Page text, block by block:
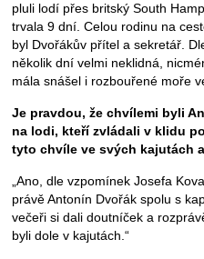
pluli lodí přes britský South
trvala 9 dní. Celou rodinu na
byl Dvořákův přítel a sekretář.
několik dní velmi neklidná,
mála snášel i rozbouřené moře
Je pravdou, že chvílemi byli
na lodi, kteří zvládali v klidu
tyto chvíle ve svých kajutách
„Ano, dle vzpomínek Josefa
právě Antonín Dvořák spolu s
večeři si dali doutníček a
byli dole v kajutách.“